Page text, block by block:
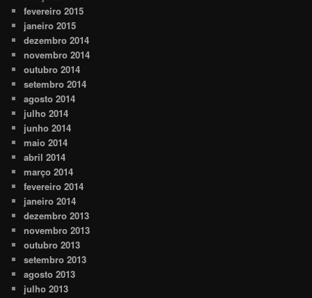
fevereiro 2015
janeiro 2015
dezembro 2014
novembro 2014
outubro 2014
setembro 2014
agosto 2014
julho 2014
junho 2014
maio 2014
abril 2014
março 2014
fevereiro 2014
janeiro 2014
dezembro 2013
novembro 2013
outubro 2013
setembro 2013
agosto 2013
julho 2013